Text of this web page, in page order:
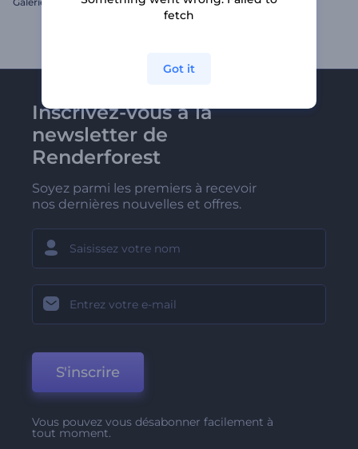
Inscrivez-vous à la
newsletter de
Renderforest
Soyez parmi les premiers à recevoir
nos dernières nouvelles et offres.
S'inscrire
Vous pouvez vous désabonner facilement à
tout moment.
fetch
Got it